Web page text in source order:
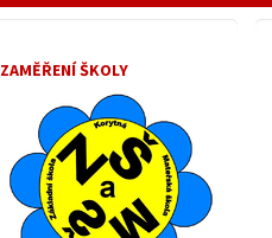
ZAMĚŘENÍ ŠKOLY